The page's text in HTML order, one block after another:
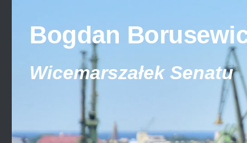
Bogdan
Wicemarszałek Senatu